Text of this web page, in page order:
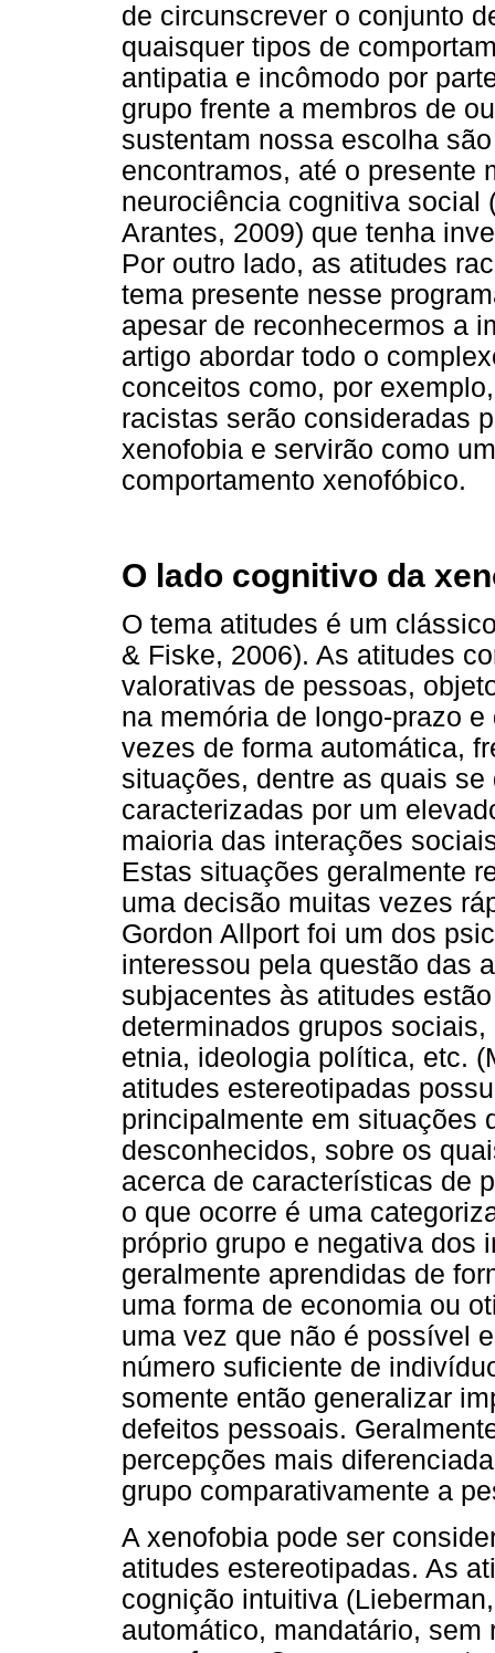
de circunscrever o conjunto
quaisquer tipos de
antipatia e incômodo por
grupo frente a membros de
sustentam nossa escolha
encontramos, até o presente
neurociência cognitiva social
Arantes, 2009) que tenha
Por outro lado, as atitudes
tema presente nesse
apesar de reconhecermos a
artigo abordar todo o
conceitos como, por
racistas serão consideradas
xenofobia e servirão como
comportamento xenofóbico.
O lado cognitivo da
O tema atitudes é um
& Fiske, 2006). As atitudes
valorativas de pessoas,
na memória de longo-prazo
vezes de forma automática,
situações, dentre as quais
caracterizadas por um
maioria das interações
Estas situações geralmente
uma decisão muitas vezes
Gordon Allport foi um dos
interessou pela questão das
subjacentes às atitudes
determinados grupos
etnia, ideologia política, etc.
atitudes estereotipadas
principalmente em situações
desconhecidos, sobre os
acerca de características de
o que ocorre é uma
próprio grupo e negativa dos
geralmente aprendidas de
uma forma de economia ou
uma vez que não é possível
número suficiente de
somente então generalizar
defeitos pessoais.
percepções mais
grupo comparativamente a
A xenofobia pode ser
atitudes estereotipadas. As
cognição intuitiva
automático, mandatário,